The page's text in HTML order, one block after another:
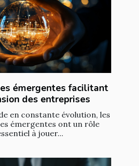
émergentes facilitant
des entreprises
en constante évolution, les
émergentes ont un rôle
à jouer...